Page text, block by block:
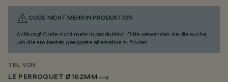
CODE NICHT MEHR IN PRODUKTION
Achtung! Code nicht mehr in produktion. Bitte verwenden sie die suche,
um die am besten geeignete alternative zu finden.
TEIL VON
LE PERROQUET Ø162MM